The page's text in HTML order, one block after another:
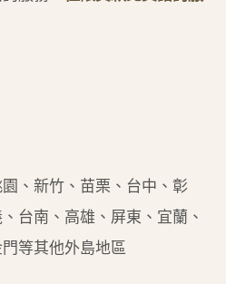
、新竹、苗栗、台中、彰
台南、高雄、屏東、宜蘭、
等其他外島地區